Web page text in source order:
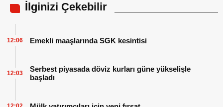
İlginizi Çekebilir
Emekli maaşlarında SGK kesintisi
12:06
Serbest piyasada döviz kurları güne yükselişle
başladı
12:03